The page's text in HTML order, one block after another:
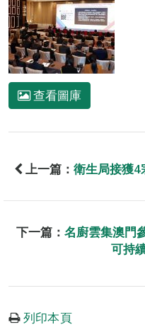
查看圖庫
上一篇： 衛生局接獲4
下一篇： 名廚雲集澳門
可持
列印本頁